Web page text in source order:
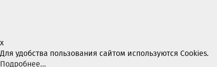
x
Для удобства пользования сайтом используются Cookies.
Подробнее...